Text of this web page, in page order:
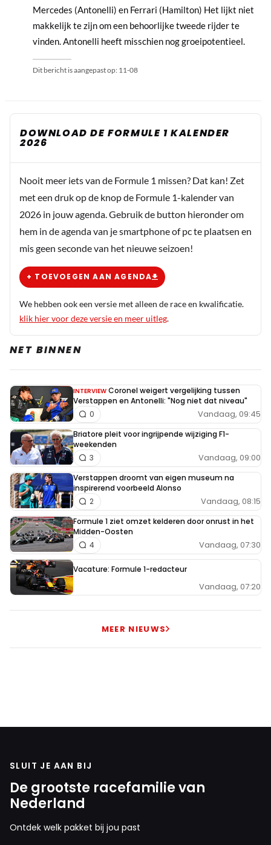
Mercedes (Antonelli) en Ferrari (Hamilton) Het lijkt niet
makkelijk te zijn om een behoorlijke tweede rijder te
vinden. Antonelli heeft misschien nog groeipotentieel.
Dit bericht is aangepast op: 11-08
DOWNLOAD DE FORMULE 1 KALENDER
2026
Nooit meer iets van de Formule 1 missen? Dat kan! Zet
met een druk op de knop de Formule 1-kalender van
2026 in jouw agenda. Gebruik de button hieronder om
hem in de agenda van je smartphone of pc te plaatsen en
mis geen seconde van het nieuwe seizoen!
+ TOEVOEGEN AAN AGENDA
We hebben ook een versie met alleen de race en kwalificatie.
klik hier voor deze versie en meer uitleg.
NET BINNEN
INTERVIEW Coronel weigert vergelijking tussen
Verstappen en Antonelli: "Nog niet dat niveau"
Vandaag, 09:45
0
Briatore pleit voor ingrijpende wijziging F1-
weekenden
Vandaag, 09:00
3
Verstappen droomt van eigen museum na
inspirerend voorbeeld Alonso
Vandaag, 08:15
2
Formule 1 ziet omzet kelderen door onrust in het
Midden-Oosten
Vandaag, 07:30
4
Vacature: Formule 1-redacteur
Vandaag, 07:20
MEER NIEUWS
SLUIT JE AAN BIJ
De grootste racefamilie van
Nederland
Ontdek welk pakket bij jou past